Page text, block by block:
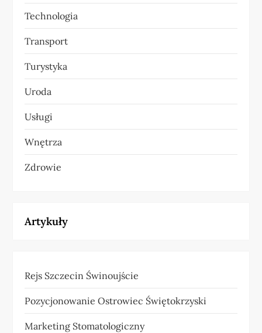
Technologia
Transport
Turystyka
Uroda
Usługi
Wnętrza
Zdrowie
Artykuły
Rejs Szczecin Świnoujście
Pozycjonowanie Ostrowiec Świętokrzyski
Marketing Stomatologiczny